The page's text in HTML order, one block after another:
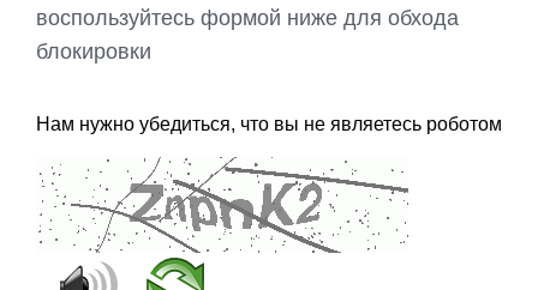
воспользуйтесь формой ниже для обхода
блокировки
Нам нужно убедиться, что вы не являетесь роботом